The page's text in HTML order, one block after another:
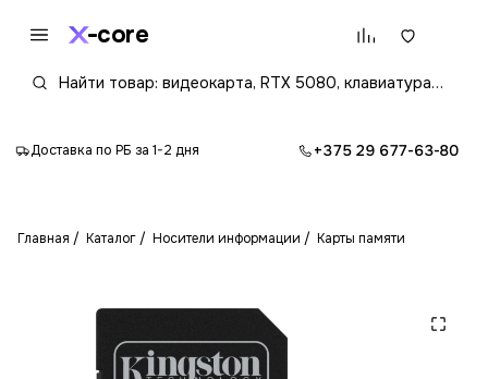
core
Доставка по РБ за 1-2 дня +375 29 677-63-80
Главная Каталог Носители информации Карты памяти